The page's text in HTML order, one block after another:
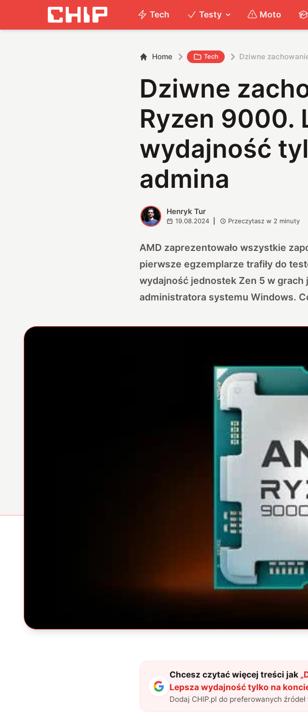
Tech Testy Moto
Home Tech Dziwne
Dziwne
Ryzen 9000.
wydajność
admina
H Henryk Tur
19.08.2024 Przeczytasz w 2 minuty
AMD zaprezentowało wszystkie
pierwsze egzemplarze trafiły do
wydajność jednostek Zen 5 w
administratora systemu Windows.
Chcesz czytać więcej treści jak „
Lepsza wydajność tylko na
Dodaj CHIP.pl do preferowanych źródeł